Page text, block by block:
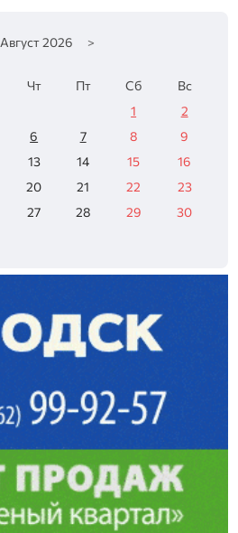
Август 2026 >
Чт Пт Сб
Вс
1
2
6 7 8
9
13 14 15
16
20 21 22
23
27 28 29
30